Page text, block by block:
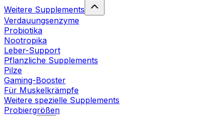
Weitere Supplements
Verdauungsenzyme
Probiotika
Nootropika
Leber-Support
Pflanzliche Supplements
Pilze
Gaming-Booster
Für Muskelkrämpfe
Weitere spezielle Supplements
Probiergrößen